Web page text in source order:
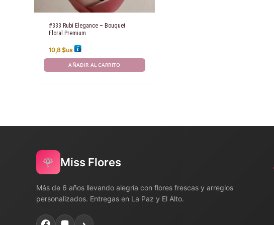
#333 Rubí Elegance – Bouquet
Floral Premium
10,8$us
AÑADIR AL CARRITO
🌹 Miss Flores
Más de 6 años llevando alegría con flores frescas y arreglos
personalizados. Entregas en La Paz y El Alto.